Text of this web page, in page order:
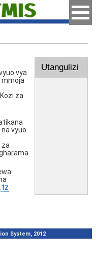
vya
mmoja
za
vyuo
za
Utangulizi
System, 2012